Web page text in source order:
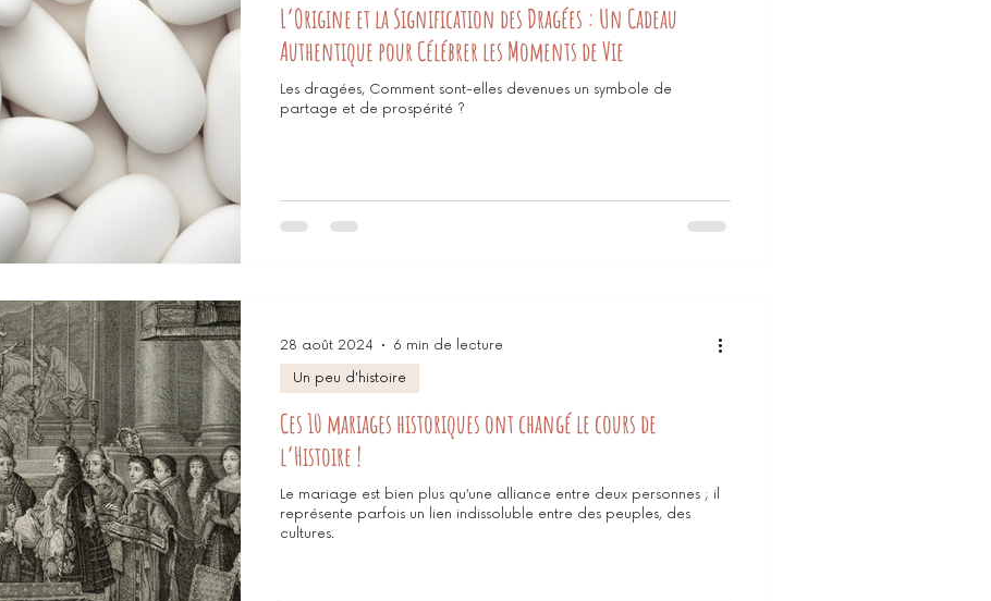
L’Origine et la Signification des Dragées : Un Cadeau
Authentique pour Célébrer les Moments de Vie
Les dragées, Comment sont-elles devenues un symbole de
partage et de prospérité ?
Ces 10 mariages historiques ont changé le cours de
l’Histoire !
Le mariage est bien plus qu’une alliance entre deux personnes ; il
représente parfois un lien indissoluble entre des peuples, des
cultures.
Un peu d'histoire
28 août 2024 6 min de lecture